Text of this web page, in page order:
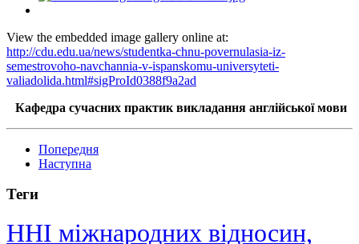
View the embedded image gallery online at:
http://cdu.edu.ua/news/studentka-chnu-povernulasia-iz-
semestrovoho-navchannia-v-ispanskomu-universyteti-
valiadolida.html#sigProId0388f9a2ad
Кафедра сучасних практик викладання англійської мови
Попередня
Наступна
Теги
ННІ міжнародних відносин,